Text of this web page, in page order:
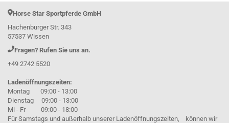
Horse Star Sportpferde GmbH
Hachenburger Str. 343
57537 Wissen
Fragen? Rufen Sie uns an.
+49 2742 5520
Ladenöffnungszeiten:
Montag 09:00 - 13:00
Dienstag 09:00 - 13:00
Mi - Fr 09:00 - 18:00
Für Samstags und außerhalb unserer Ladenöffnungszeiten, können wir